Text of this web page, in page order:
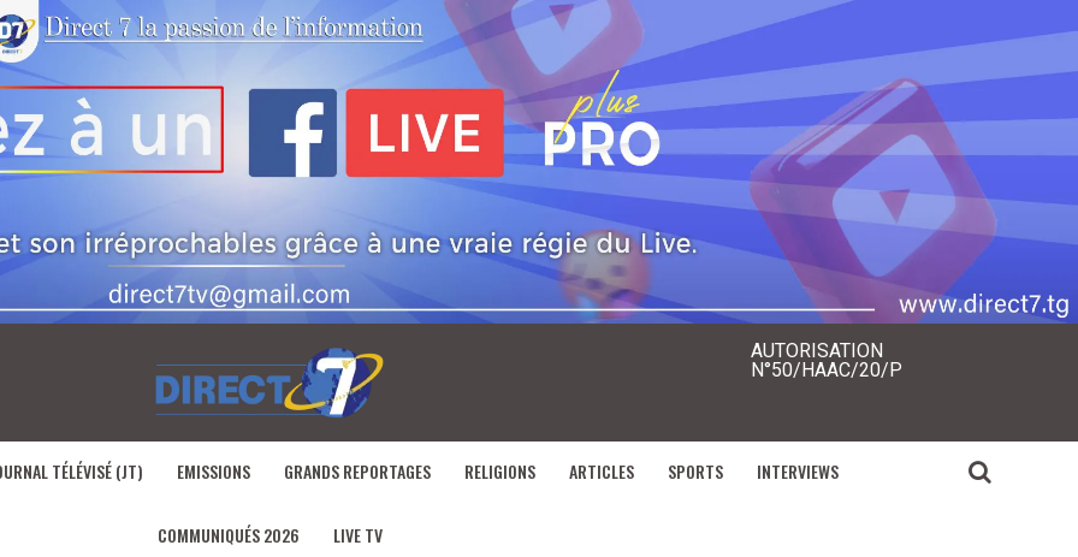
AUTORISATION
N°50/HAAC/20/P
TÉLÉVISÉ (JT) EMISSIONS GRANDS REPORTAGES RELIGIONS ARTICLES SPORTS INTERVIEWS
COMMUNIQUÉS 2026 LIVE TV